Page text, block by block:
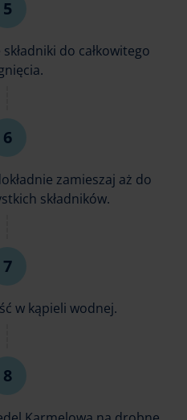
do całkowitego
zamieszaj aż do
składników.
w kąpieli wodnej.